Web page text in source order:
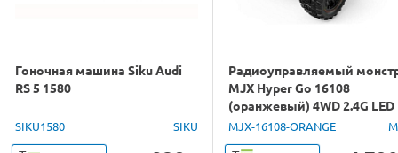
Гоночная машина Siku Audi
RS 5 1580
SIKU1580 SIKU
Радиоуправляемый
MJX Hyper Go 16108
(оранжевый) 4WD 2.4G LED
1/16 RTR
MJX-16108-ORANGE